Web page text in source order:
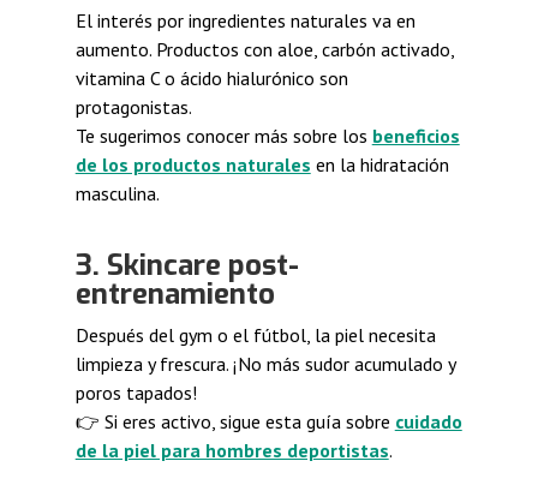
El interés por ingredientes naturales va en
aumento. Productos con aloe, carbón activado,
vitamina C o ácido hialurónico son
protagonistas.
Te sugerimos conocer más sobre los beneficios
de los productos naturales en la hidratación
masculina.
3. Skincare post-
entrenamiento
Después del gym o el fútbol, la piel necesita
limpieza y frescura. ¡No más sudor acumulado y
poros tapados!
👉 Si eres activo, sigue esta guía sobre cuidado
de la piel para hombres deportistas.